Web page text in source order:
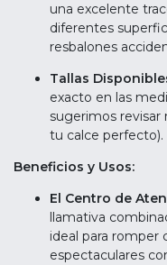
una excelente
diferentes
resbalones
Tallas
exacto en las
sugerimos revisar
tu calce perfecto).
Beneficios y Usos:
El Centro de
llamativa
ideal para romper
espectaculares